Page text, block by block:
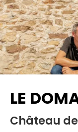
LE
Château